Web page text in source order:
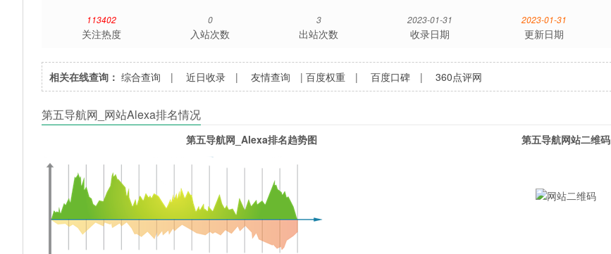
113402
关注热度
0
入站次数
3
出站次数
2023-01-31
收录日期
2023-01-31
更新日期
相关在线查询： 综合查询 |近日收录 |友情查询 |百度权重 |百度口碑 |360点评网
第五导航网_网站Alexa排名情况
第五导航网_Alexa排名趋势图 第五导航网站二维码